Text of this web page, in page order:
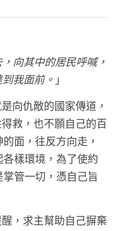
向其中的居民呼喊，
我面前。 」
向仇敵的國家傳道，
救，也不願自己的百
面，往反方向走，
樣環境，為了使約
管一切，憑自己旨
，求主幫助自己摒棄